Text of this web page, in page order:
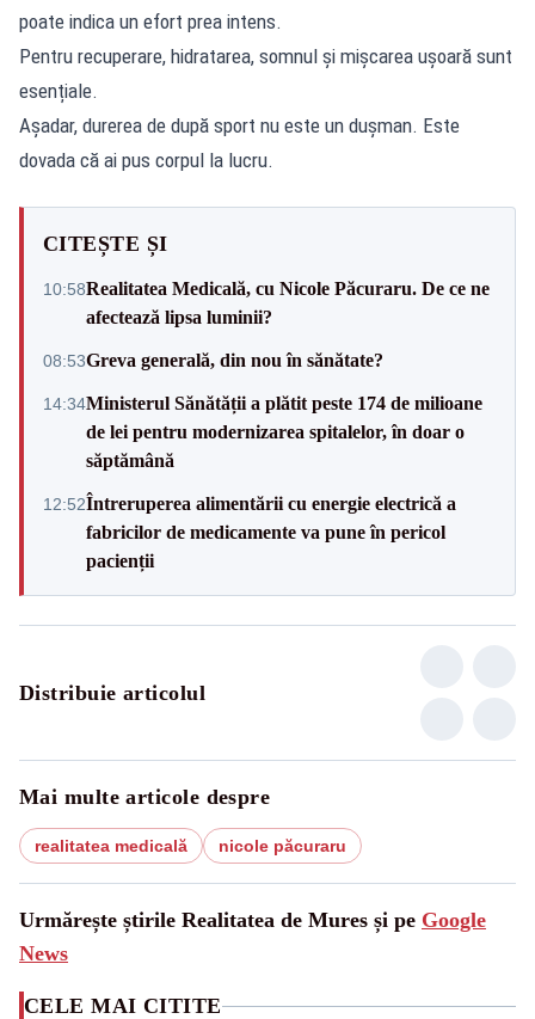
poate indica un efort prea intens.
Pentru recuperare, hidratarea, somnul și mișcarea ușoară sunt
esențiale.
Așadar, durerea de după sport nu este un dușman. Este
dovada că ai pus corpul la lucru.
CITEȘTE ȘI
10:58Realitatea Medicală, cu Nicole Păcuraru. De ce ne
afectează lipsa luminii?
08:53Greva generală, din nou în sănătate?
14:34Ministerul Sănătății a plătit peste 174 de milioane
de lei pentru modernizarea spitalelor, în doar o
săptămână
12:52Întreruperea alimentării cu energie electrică a
fabricilor de medicamente va pune în pericol
pacienții
Distribuie articolul
Mai multe articole despre
realitatea medicală nicole păcuraru
Urmărește știrile Realitatea de Mures și pe Google
News
CELE MAI CITITE